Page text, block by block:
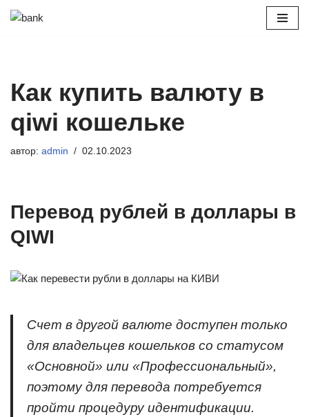
Как купить валюту в
qiwi кошельке
автор: admin 02.10.2023
Перевод рублей в доллары в
QIWI
Счет в другой валюте доступен только
для владельцев кошельков со статусом
«Основной» или «Профессиональный»,
поэтому для перевода потребуется
пройти процедуру идентификации.